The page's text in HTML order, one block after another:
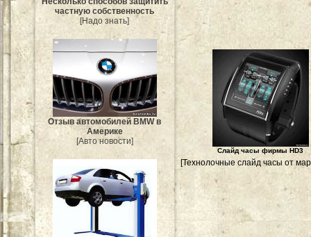
частную собственность
[Надо знать]
Отзыв автомобилей BMW в
Америке
[Авто новости]
Слайд часы фирмы HD3
[Технолочные слайд часы от